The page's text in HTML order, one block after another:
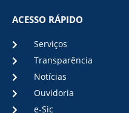
ACESSO RÁPIDO
Serviços
Transparência
Notícias
Ouvidoria
e-Sic